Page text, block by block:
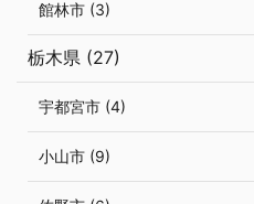
館林市 (3)
栃木県 (27)
宇都宮市 (4)
小山市 (9)